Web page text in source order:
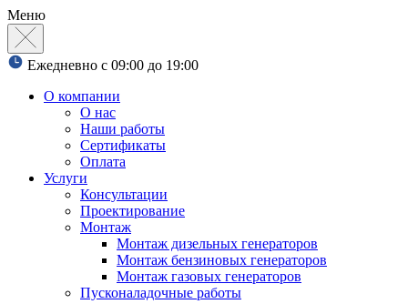
Меню
Ежедневно с 09:00 до 19:00
О компании
О нас
Наши работы
Сертификаты
Оплата
Услуги
Консультации
Проектирование
Монтаж
Монтаж дизельных генераторов
Монтаж бензиновых генераторов
Монтаж газовых генераторов
Пусконаладочные работы